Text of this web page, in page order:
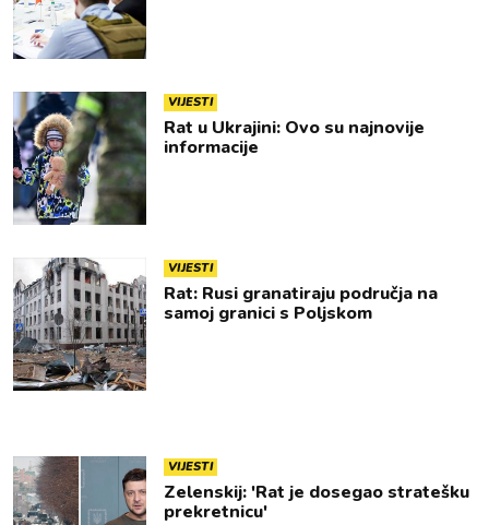
VIJESTI
Rat u Ukrajini: Ovo su najnovije
informacije
VIJESTI
Rat: Rusi granatiraju područja na
samoj granici s Poljskom
VIJESTI
Zelenskij: 'Rat je dosegao stratešku
prekretnicu'